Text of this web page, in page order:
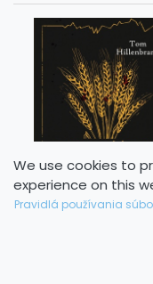
We use cookies to
experience on this
Pravidlá používania